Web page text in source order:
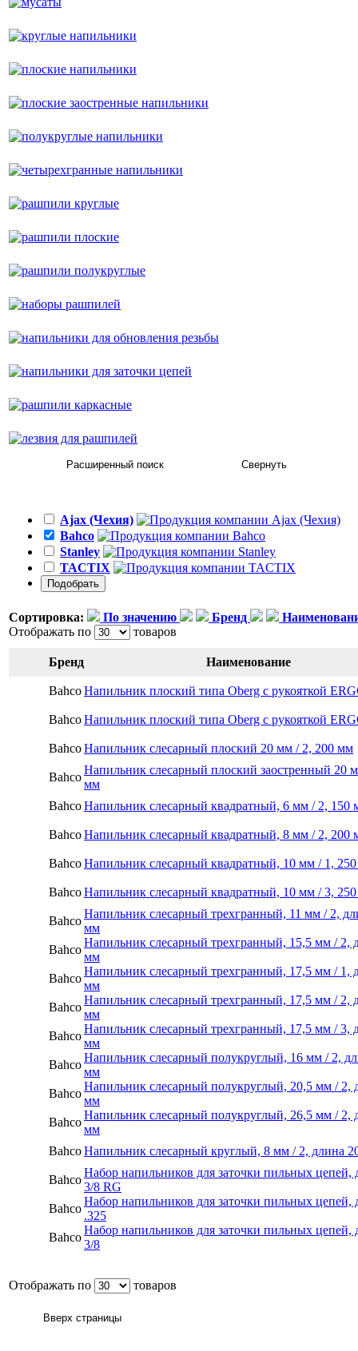
Ajax (Чехия)
Bahco
Stanley
TACTIX
Сортировка: По значению Бренд
Отображать по
товаров
Бренд Наименование
BahcoНапильник плоский типа Oberg с рукояткой
BahcoНапильник плоский типа Oberg с рукояткой
BahcoНапильник слесарный плоский 20 мм / 2, 200 мм
Bahco
Напильник слесарный плоский заостренный 20
мм
BahcoНапильник слесарный квадратный, 6 мм / 2, 150
BahcoНапильник слесарный квадратный, 8 мм / 2, 200
BahcoНапильник слесарный квадратный, 10 мм / 1,
BahcoНапильник слесарный квадратный, 10 мм / 3,
Bahco
Напильник слесарный трехгранный, 11 мм / 2,
мм
Bahco
Напильник слесарный трехгранный, 15,5 мм / 2,
мм
Bahco
Напильник слесарный трехгранный, 17,5 мм / 1,
мм
Bahco
Напильник слесарный трехгранный, 17,5 мм / 2,
мм
Bahco
Напильник слесарный трехгранный, 17,5 мм / 3,
мм
Bahco
Напильник слесарный полукруглый, 16 мм / 2,
мм
Bahco
Напильник слесарный полукруглый, 20,5 мм / 2,
мм
Bahco
Напильник слесарный полукруглый, 26,5 мм / 2,
мм
BahcoНапильник слесарный круглый, 8 мм / 2, длина
Bahco
Набор напильников для заточки пильных цепей,
3/8 RG
Bahco
Набор напильников для заточки пильных цепей,
.325
Bahco
Набор напильников для заточки пильных цепей,
3/8
Отображать по товаров